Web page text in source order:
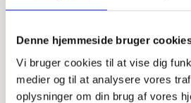
Denne hjemmeside bruger
Vi bruger cookies til at vise dig
medier og til at analysere vores
oplysninger om din brug af vores
Medlemsservice
Dato:27. februar 2024 18:30